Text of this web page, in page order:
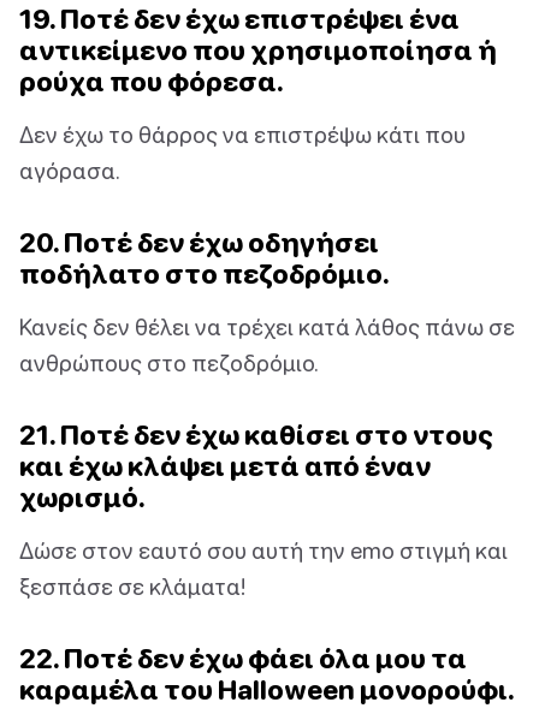
19. Ποτέ δεν έχω επιστρέψει ένα
αντικείμενο που χρησιμοποίησα ή
ρούχα που φόρεσα.
Δεν έχω το θάρρος να επιστρέψω κάτι που
αγόρασα.
20. Ποτέ δεν έχω οδηγήσει
ποδήλατο στο πεζοδρόμιο.
Κανείς δεν θέλει να τρέχει κατά λάθος πάνω σε
ανθρώπους στο πεζοδρόμιο.
21. Ποτέ δεν έχω καθίσει στο ντους
και έχω κλάψει μετά από έναν
χωρισμό.
Δώσε στον εαυτό σου αυτή την emo στιγμή και
ξεσπάσε σε κλάματα!
22. Ποτέ δεν έχω φάει όλα μου τα
καραμέλα του Halloween μονορούφι.